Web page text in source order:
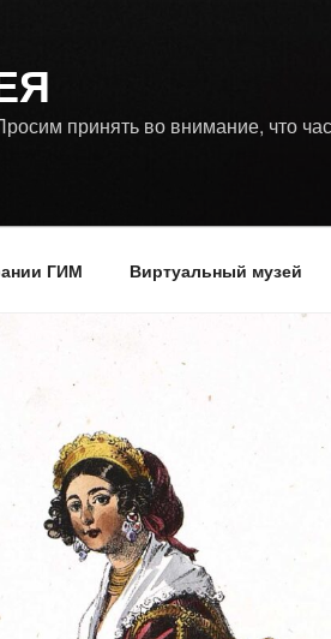
принять во внимание, что
ГИМ Виртуальный музей